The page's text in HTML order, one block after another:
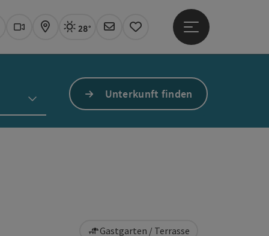
Webcams
KarteAktuelles Wetter Linz, sonnig
28°
Newsletter
Merkzettel
Hauptmenü öffnen
Unterkunft finden
Gastgarten / Terrasse